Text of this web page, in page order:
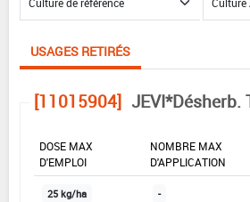
USAGES RETIRÉS
[11015904] JEVI*Désherb.
DOSE MAX
D'EMPLOI
NOMBRE MAX
D'APPLICATION
25 kg/ha -